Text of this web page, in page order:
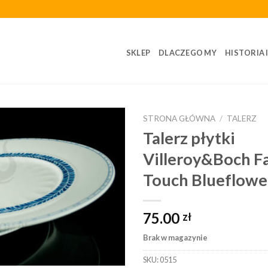
SKLEP DLACZEGO MY HISTORIA
STRONA GŁÓWNA / TALERZ
Talerz płytki
Villeroy&Boch
Touch
75.00 zł
Brak w magazynie
SKU:0515